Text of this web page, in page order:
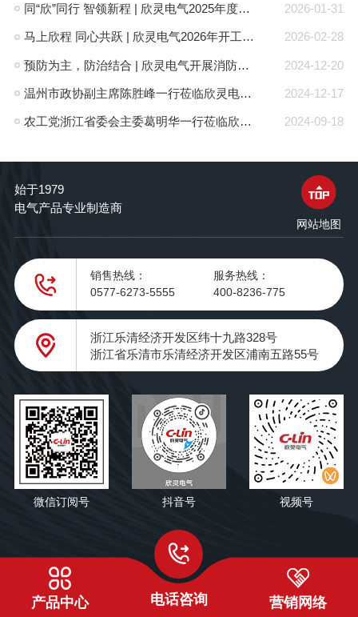
2026-01-31
同“欣”同行 智领新程 | 欣灵电气2025年度表彰总结大会暨新年酒会成功举办！
2026-02-28
马上欣程 同心共跃 | 欣灵电气2026年开工大吉！
2024-12-20
预防为主，防治结合 | 欣灵电气开展消防应急预案演练活动
2024-12-17
温州市政协副主席陈胜峰一行莅临欣灵电气调研指导
2024-09-18
农工党浙江省委会主委葛明华一行莅临欣灵电气考察调研
始于1979
电气产品专业制造商
网站地图
销售热线：
0577-6273-5555
服务热线：
400-8236-775
浙江乐清经济开发区纬十九路328号
浙江省乐清市乐清经济开发区浦南五路55号
微信订阅号 抖音号 视频号
产品中心 电话咨询 营销网络